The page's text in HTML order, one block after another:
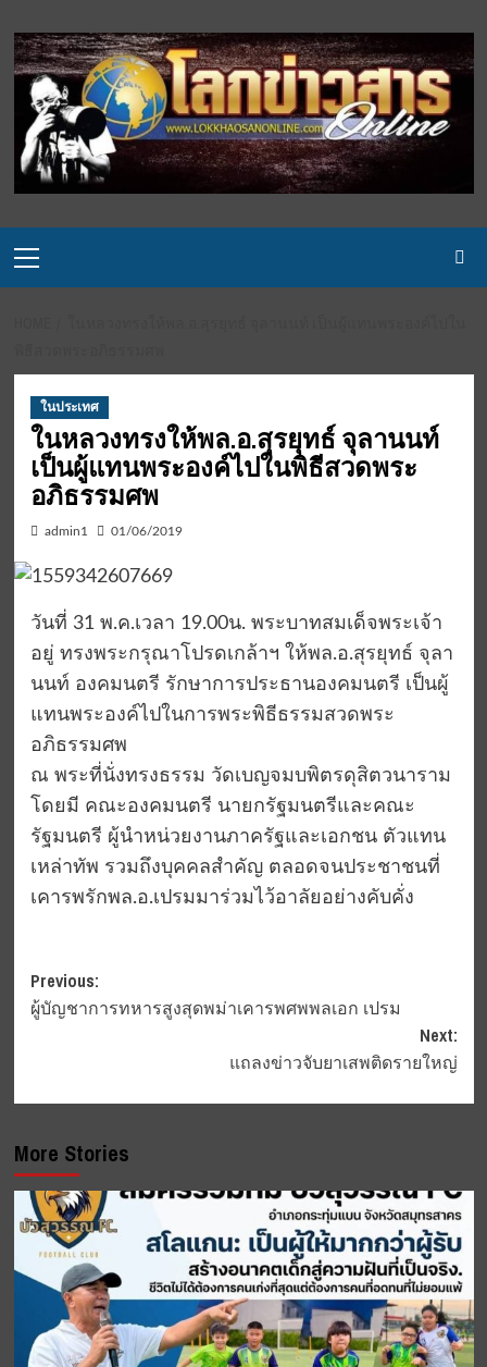
to
content
Menu
ในประเทศ
ในหลวงทรงให้พล.อ.สุรยุทธ์ จุลานนท์
เป็นผู้แทนพระองค์ไปในพิธีสวดพระ
อภิธรรมศพ
admin1 01/06/2019
วันที่ 31 พ.ค.เวลา 19.00น. พระบาทสมเด็จพระเจ้า
อยู่ ทรงพระกรุณาโปรดเกล้าฯ ให้พล.อ.สุรยุทธ์ จุลา
นนท์ องคมนตรี รักษาการประธานองคมนตรี เป็นผู้
แทนพระองค์ไปในการพระพิธีธรรมสวดพระ
อภิธรรมศพ
ณ พระที่นั่งทรงธรรม วัดเบญจมบพิตรดุสิตวนาราม
โดยมี คณะองคมนตรี นายกรัฐมนตรีและคณะ
รัฐมนตรี ผู้นำหน่วยงานภาครัฐและเอกชน ตัวแทน
เหล่าทัพ รวมถึงบุคคลสำคัญ ตลอดจนประชาชนที่
เคารพรักพล.อ.เปรมมาร่วมไว้อาลัยอย่างคับคั่ง
Post
navigation
Previous:
ผู้บัญชาการทหารสูงสุดพม่าเคารพศพพลเอก เปรม
Next:
แถลงข่าวจับยาเสพติดรายใหญ่
More Stories